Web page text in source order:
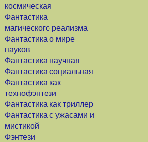
космическая
Фантастика
магического реализма
Фантастика о мире
пауков
Фантастика научная
Фантастика социальная
Фантастика как
технофэнтези
Фантастика как триллер
Фантастика с ужасами и
мистикой
Фэнтези